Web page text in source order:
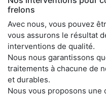
frelons
Avec nous, vous pouvez
vous assurons le résultat
interventions de qualité.
Nous nous garantissons
traitements à chacune de
et durables.
Nous vous proposons une